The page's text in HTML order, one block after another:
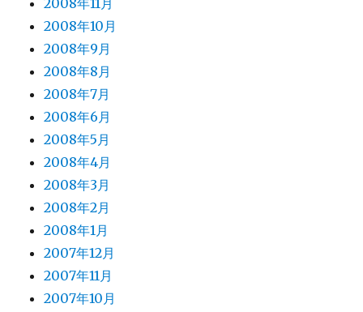
2008年11月
2008年10月
2008年9月
2008年8月
2008年7月
2008年6月
2008年5月
2008年4月
2008年3月
2008年2月
2008年1月
2007年12月
2007年11月
2007年10月